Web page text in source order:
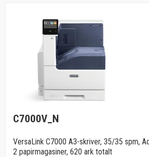
C7000V_N
VersaLink C7000 A3-skriver, 35/35 spm,
2 papirmagasiner, 620 ark totalt